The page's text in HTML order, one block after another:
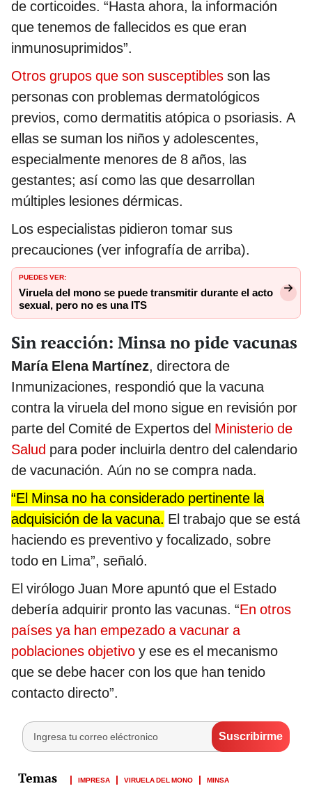
de corticoides. “Hasta ahora, la información
que tenemos de fallecidos es que eran
inmunosuprimidos”.
Otros grupos que son susceptibles son las
personas con problemas dermatológicos
previos, como dermatitis atópica o psoriasis. A
ellas se suman los niños y adolescentes,
especialmente menores de 8 años, las
gestantes; así como las que desarrollan
múltiples lesiones dérmicas.
Los especialistas pidieron tomar sus
precauciones (ver infografía de arriba).
PUEDES VER:
Viruela del mono se puede transmitir durante el acto
sexual, pero no es una ITS
Sin reacción: Minsa no pide vacunas
María Elena Martínez, directora de
Inmunizaciones, respondió que la vacuna
contra la viruela del mono sigue en revisión por
parte del Comité de Expertos del Ministerio de
Salud para poder incluirla dentro del calendario
de vacunación. Aún no se compra nada.
“El Minsa no ha considerado pertinente la
adquisición de la vacuna. El trabajo que se está
haciendo es preventivo y focalizado, sobre
todo en Lima”, señaló.
El virólogo Juan More apuntó que el Estado
debería adquirir pronto las vacunas. “En otros
países ya han empezado a vacunar a
poblaciones objetivo y ese es el mecanismo
que se debe hacer con los que han tenido
contacto directo”.
IMPRESA VIRUELA DEL MONO MINSA